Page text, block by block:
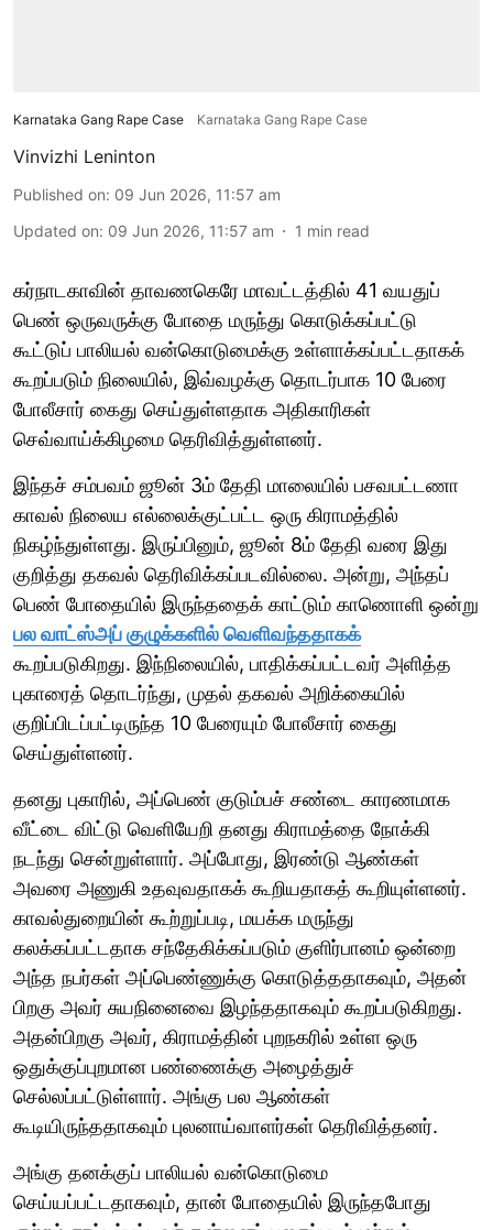
Karnataka Gang Rape Case Karnataka Gang Rape Case
Vinvizhi Leninton
Published on: 09 Jun 2026, 11:57 am
Updated on: 09 Jun 2026, 11:57 am 1 min read
கர்நாடகாவின் தாவணகெரே மாவட்டத்தில் 41 வயதுப்
பெண் ஒருவருக்கு போதை மருந்து கொடுக்கப்பட்டு
கூட்டுப் பாலியல் வன்கொடுமைக்கு உள்ளாக்கப்பட்டதாகக்
கூறப்படும் நிலையில், இவ்வழக்கு தொடர்பாக 10 பேரை
போலீசார் கைது செய்துள்ளதாக அதிகாரிகள்
செவ்வாய்க்கிழமை தெரிவித்துள்ளனர்.
இந்தச் சம்பவம் ஜூன் 3ம் தேதி மாலையில் பசவபட்டணா
காவல் நிலைய எல்லைக்குட்பட்ட ஒரு கிராமத்தில்
நிகழ்ந்துள்ளது. இருப்பினும், ஜூன் 8ம் தேதி வரை இது
குறித்து தகவல் தெரிவிக்கப்படவில்லை. அன்று, அந்தப்
பெண் போதையில் இருந்ததைக் காட்டும் காணொளி ஒன்று
பல வாட்ஸ்அப் குழுக்களில் வெளிவந்ததாகக்
கூறப்படுகிறது. இந்நிலையில், பாதிக்கப்பட்டவர் அளித்த
புகாரைத் தொடர்ந்து, முதல் தகவல் அறிக்கையில்
குறிப்பிடப்பட்டிருந்த 10 பேரையும் போலீசார் கைது
செய்துள்ளனர்.
தனது புகாரில், அப்பெண் குடும்பச் சண்டை காரணமாக
வீட்டை விட்டு வெளியேறி தனது கிராமத்தை நோக்கி
நடந்து சென்றுள்ளார். அப்போது, ​​இரண்டு ஆண்கள்
அவரை அணுகி உதவுவதாகக் கூறியதாகத் கூறியுள்ளனர்.
காவல்துறையின் கூற்றுப்படி, மயக்க மருந்து
கலக்கப்பட்டதாக சந்தேகிக்கப்படும் குளிர்பானம் ஒன்றை
அந்த நபர்கள் அப்பெண்ணுக்கு கொடுத்ததாகவும், அதன்
பிறகு அவர் சுயநினைவை இழந்ததாகவும் கூறப்படுகிறது.
அதன்பிறகு அவர், கிராமத்தின் புறநகரில் உள்ள ஒரு
ஒதுக்குப்புறமான பண்ணைக்கு அழைத்துச்
செல்லப்பட்டுள்ளார். அங்கு பல ஆண்கள்
கூடியிருந்ததாகவும் புலனாய்வாளர்கள் தெரிவித்தனர்.
அங்கு தனக்குப் பாலியல் வன்கொடுமை
செய்யப்பட்டதாகவும், தான் போதையில் இருந்தபோது